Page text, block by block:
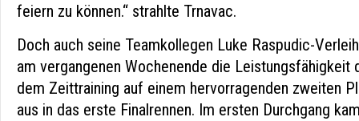
feiern zu können.“ strahlte Trnavac.
Doch auch seine Teamkollegen Luke Raspudic-
am vergangenen Wochenende die Leistungsfähigkeit
dem Zeittraining auf einem hervorragenden zweiten
aus in das erste Finalrennen. Im ersten Durchgang